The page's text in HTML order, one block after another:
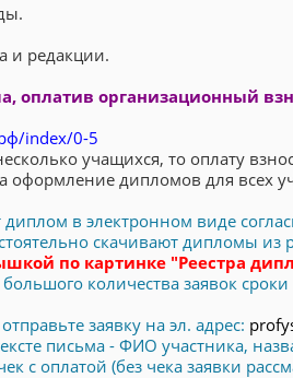
и редакции.
организационный
index/0-5
учащихся, то оплату
оформление дипломов для всех
в электронном виде
скачивают дипломы из
по картинке "Реестра
большого количества заявок
заявку на эл. адрес:
письма - ФИО участника,
оплатой (без чека заявки